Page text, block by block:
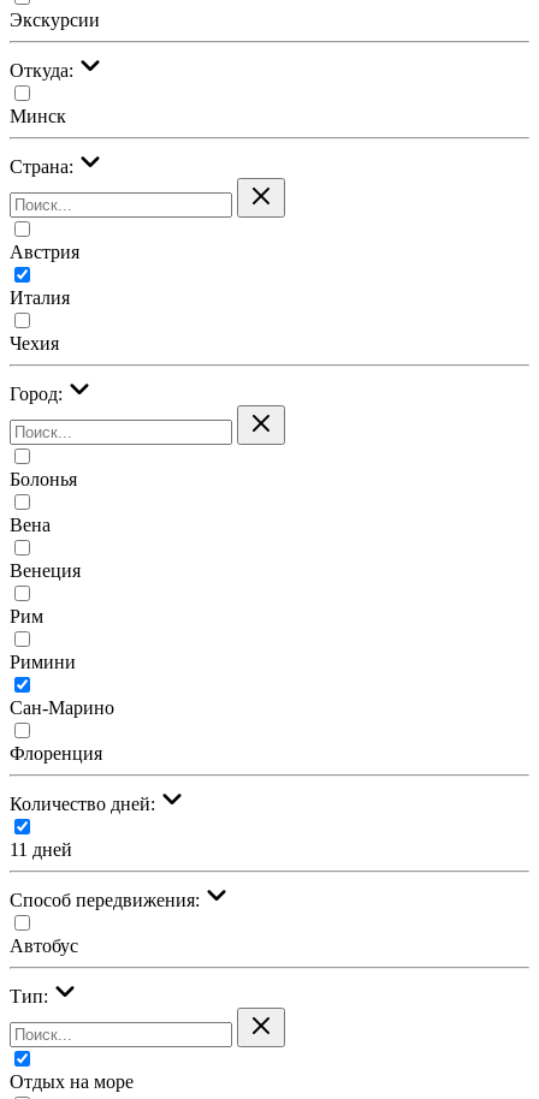
Экскурсии
Откуда:
Минск
Страна:
Австрия
Италия
Чехия
Город:
Болонья
Вена
Венеция
Рим
Римини
Сан-Марино
Флоренция
Количество дней:
11 дней
Cпособ передвижения:
Автобус
Тип:
Отдых на море